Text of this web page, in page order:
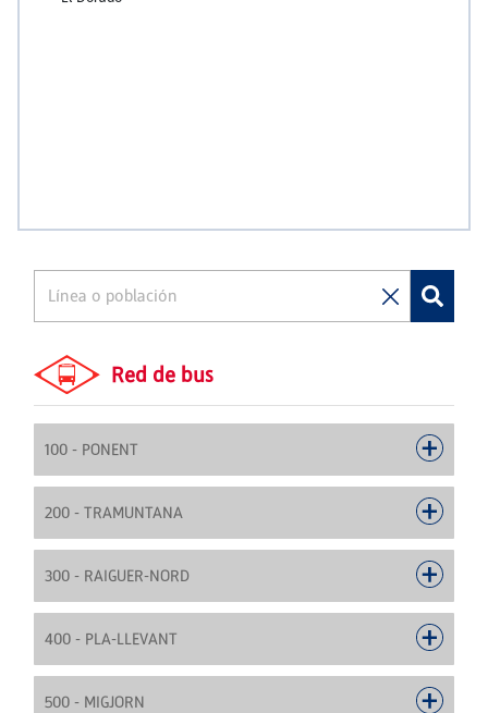
Red de bus
100 - PONENT
200 - TRAMUNTANA
300 - RAIGUER-NORD
400 - PLA-LLEVANT
500 - MIGJORN